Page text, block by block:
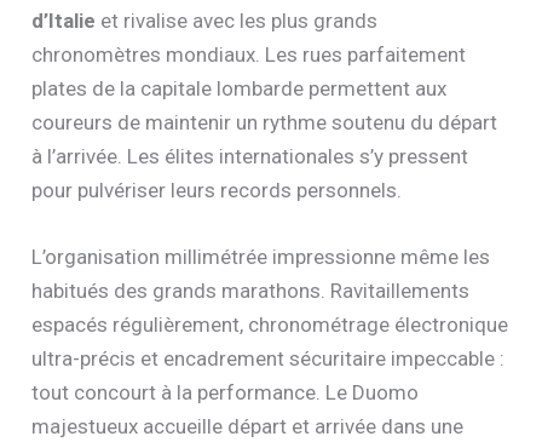
d’Italie et rivalise avec les plus grands
chronomètres mondiaux. Les rues parfaitement
plates de la capitale lombarde permettent aux
coureurs de maintenir un rythme soutenu du départ
à l’arrivée. Les élites internationales s’y pressent
pour pulvériser leurs records personnels.
L’organisation millimétrée impressionne même les
habitués des grands marathons. Ravitaillements
espacés régulièrement, chronométrage électronique
ultra-précis et encadrement sécuritaire impeccable :
tout concourt à la performance. Le Duomo
majestueux accueille départ et arrivée dans une